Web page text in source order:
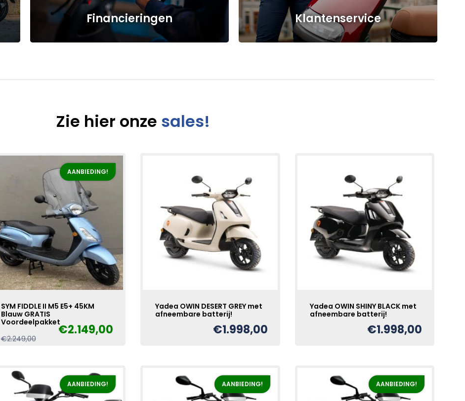
Financieringen Klantenservice
Zie hier onze sales!
AANBIEDING!
SYM FIDDLE II M5 E5+ 45KM
Blauw GRATIS
Voordeelpakket
€2.249,00Oorspronkelijke
€2.149,00
Huidige
Yadea OWIN DESERT GREY met
afneembare batterij!
€1.998,00
Yadea OWIN SHINY BLACK met
afneembare batterij!
€1.998,00
AANBIEDING! AANBIEDING! AANBIEDING!